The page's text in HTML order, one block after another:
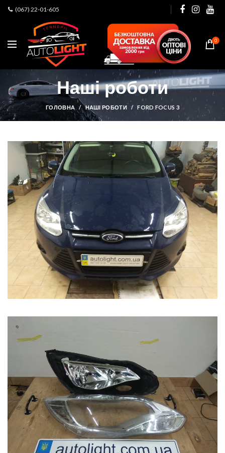
(067) 22-01-605
0
Наші роботи
ГОЛОВНА НАШІ РОБОТИ FORD FOCUS 3